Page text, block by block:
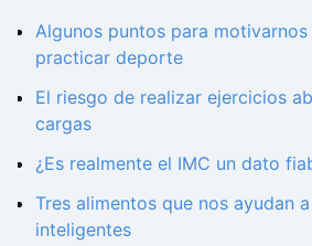
Algunos puntos para
practicar deporte
El riesgo de realizar ejercicios
cargas
¿Es realmente el IMC un dato
Tres alimentos que nos ayudan
inteligentes